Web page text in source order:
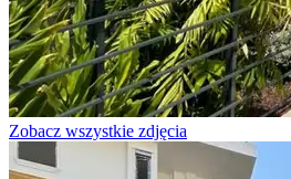
Zobacz wszystkie zdjęcia